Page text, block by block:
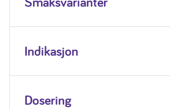
Indikasjon
Dosering